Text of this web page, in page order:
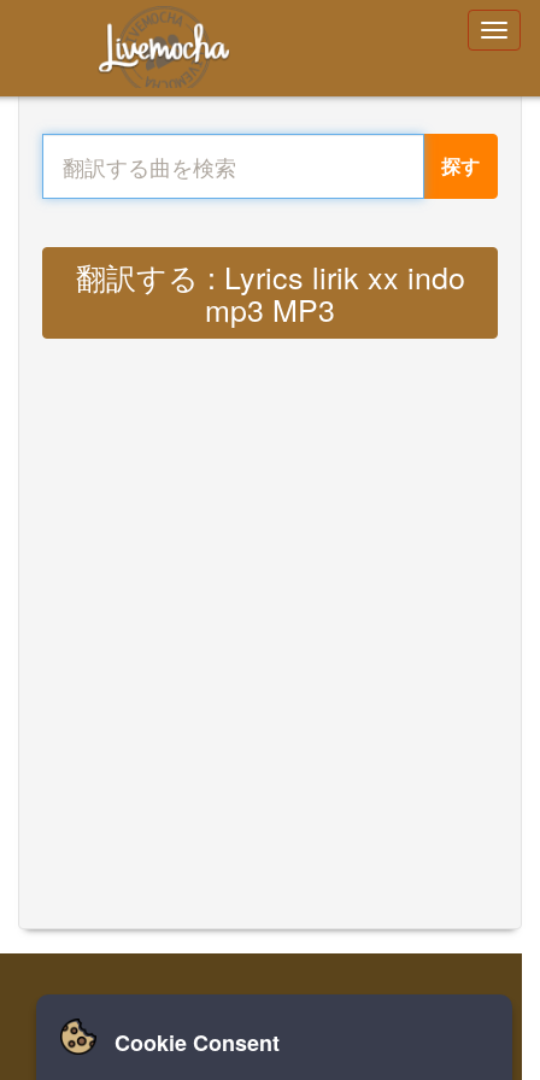
探す
翻訳する : Lyrics lirik xx indo
mp3 MP3
家 ログイン 登録
Cookie Consent